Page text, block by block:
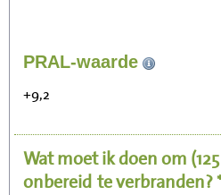
PRAL-waarde
+9,2
Wat moet ik doen om
onbereid te verbranden?
Zitten, tv kijken
Wandelen (5 km/uur)